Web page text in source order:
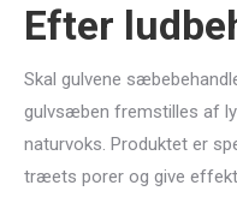
Efter
Skal gulvene
gulvsæben fremstilles af
naturvoks. Produktet er
træets porer og give